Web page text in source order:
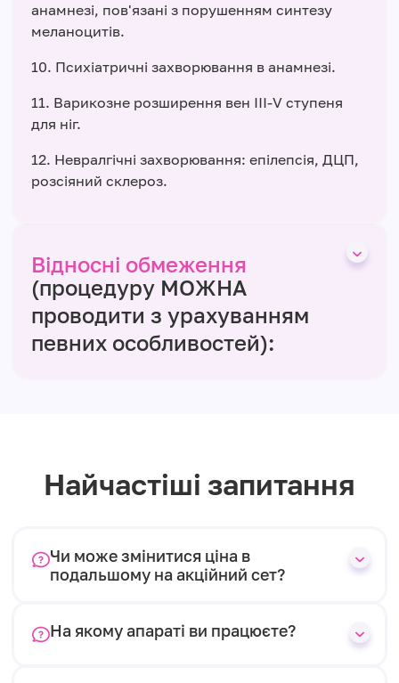
анамнезі, пов'язані з порушенням синтезу
меланоцитів.
10. Психіатричні захворювання в анамнезі.
11. Варикозне розширення вен ІІІ-V ступеня
для ніг.
12. Невралгічні захворювання: епілепсія, ДЦП,
розсіяний склероз.
Відносні обмеження
(процедуру МОЖНА
проводити з урахуванням
певних особливостей):
Найчастіші запитання
Чи може змінитися ціна в
подальшому на акційний сет?
На якому апараті ви працюєте?